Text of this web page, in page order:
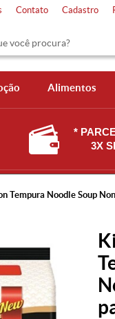
Contato Cadastro
Alimentos
*
3X
Tempura Noodle Soup